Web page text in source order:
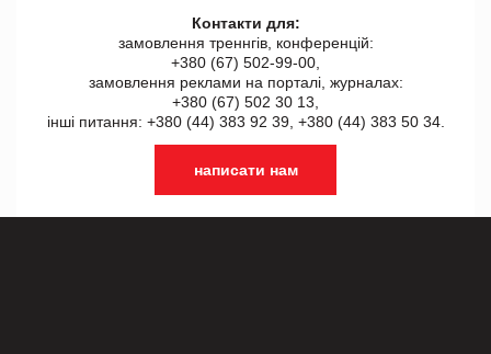
Контакти для:
замовлення треннгів, конференцій:
+380 (67) 502-99-00,
замовлення реклами на порталі, журналах:
+380 (67) 502 30 13,
інші питання: +380 (44) 383 92 39, +380 (44) 383 50 34.
написати нам